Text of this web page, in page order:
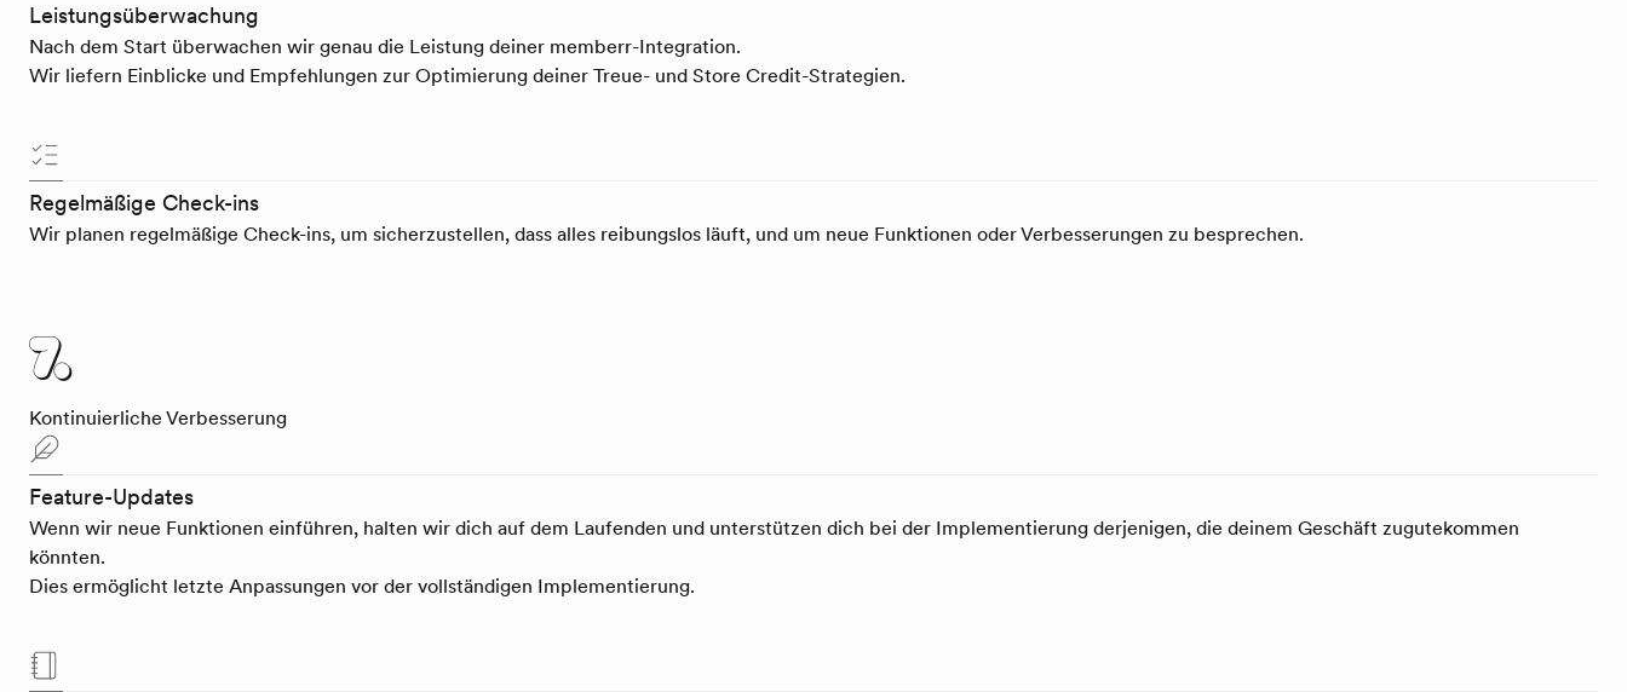
Leistungsüberwachung
Nach dem Start überwachen wir genau die Leistung deiner memberr-Integration.
Wir liefern Einblicke und Empfehlungen zur Optimierung deiner Treue- und Store Credit-Strategien.
Regelmäßige Check-ins
Wir planen regelmäßige Check-ins, um sicherzustellen, dass alles reibungslos läuft, und um neue Funktionen oder Verbesserungen zu besprechen.
7.
Kontinuierliche Verbesserung
Feature-Updates
Wenn wir neue Funktionen einführen, halten wir dich auf dem Laufenden und unterstützen dich bei der Implementierung derjenigen, die deinem Geschäft zugutekommen
könnten.
Dies ermöglicht letzte Anpassungen vor der vollständigen Implementierung.